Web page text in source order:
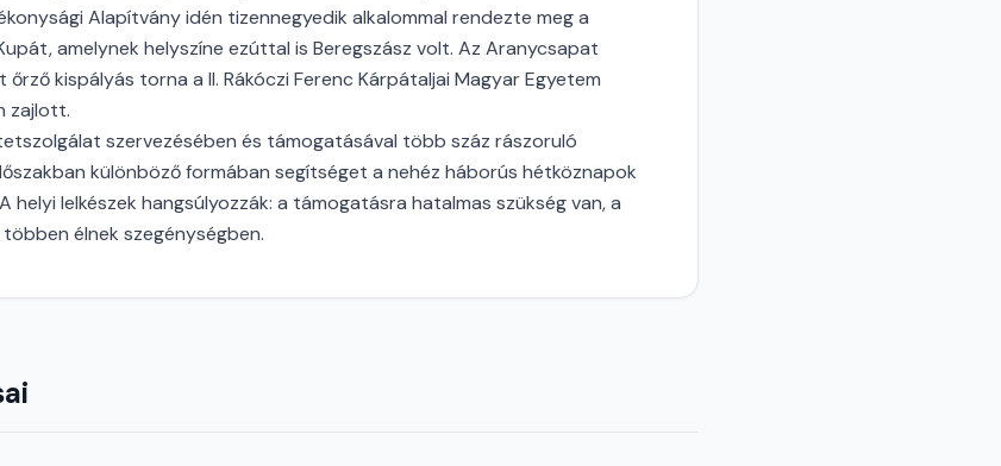
Alapítvány idén tizennegyedik alkalommal rendezte meg a
amelynek helyszíne ezúttal is Beregszász volt. Az Aranycsapat
kispályás torna a II. Rákóczi Ferenc Kárpátaljai Magyar Egyetem
zajlott.
szervezésében és támogatásával több száz rászoruló
különböző formában segítséget a nehéz háborús hétköznapok
helyi lelkészek hangsúlyozzák: a támogatásra hatalmas szükség van, a
élnek szegénységben.